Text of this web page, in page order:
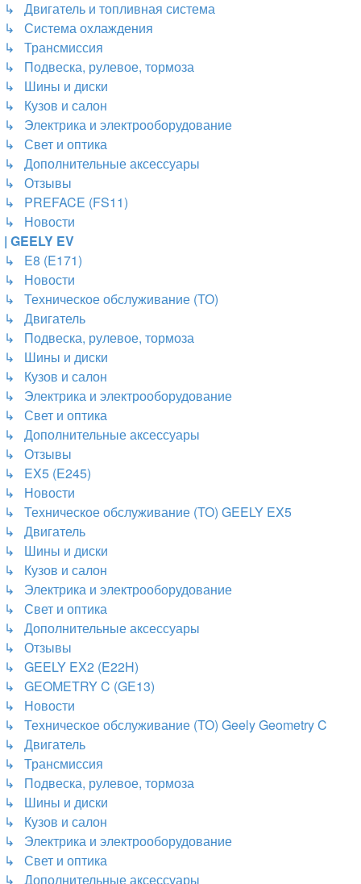
↳ Двигатель и топливная система
↳ Система охлаждения
↳ Трансмиссия
↳ Подвеска, рулевое, тормоза
↳ Шины и диски
↳ Кузов и салон
↳ Электрика и электрооборудование
↳ Свет и оптика
↳ Дополнительные аксессуары
↳ Отзывы
↳ PREFACE (FS11)
↳ Новости
| GEELY EV
↳ E8 (E171)
↳ Новости
↳ Техническое обслуживание (ТО)
↳ Двигатель
↳ Подвеска, рулевое, тормоза
↳ Шины и диски
↳ Кузов и салон
↳ Электрика и электрооборудование
↳ Свет и оптика
↳ Дополнительные аксессуары
↳ Отзывы
↳ EX5 (E245)
↳ Новости
↳ Техническое обслуживание (ТО) GEELY EX5
↳ Двигатель
↳ Шины и диски
↳ Кузов и салон
↳ Электрика и электрооборудование
↳ Свет и оптика
↳ Дополнительные аксессуары
↳ Отзывы
↳ GEELY EX2 (E22H)
↳ GEOMETRY C (GE13)
↳ Новости
↳ Техническое обслуживание (ТО) Geely Geometry C
↳ Двигатель
↳ Трансмиссия
↳ Подвеска, рулевое, тормоза
↳ Шины и диски
↳ Кузов и салон
↳ Электрика и электрооборудование
↳ Свет и оптика
↳ Дополнительные аксессуары